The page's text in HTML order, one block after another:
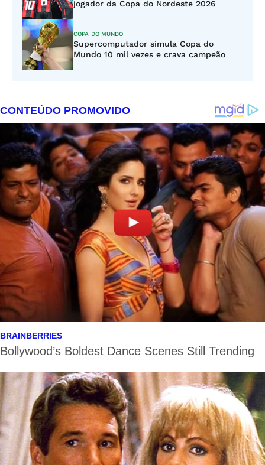
jogador da Copa do Nordeste 2026
COPA DO MUNDO
Supercomputador simula Copa do
Mundo 10 mil vezes e crava campeão